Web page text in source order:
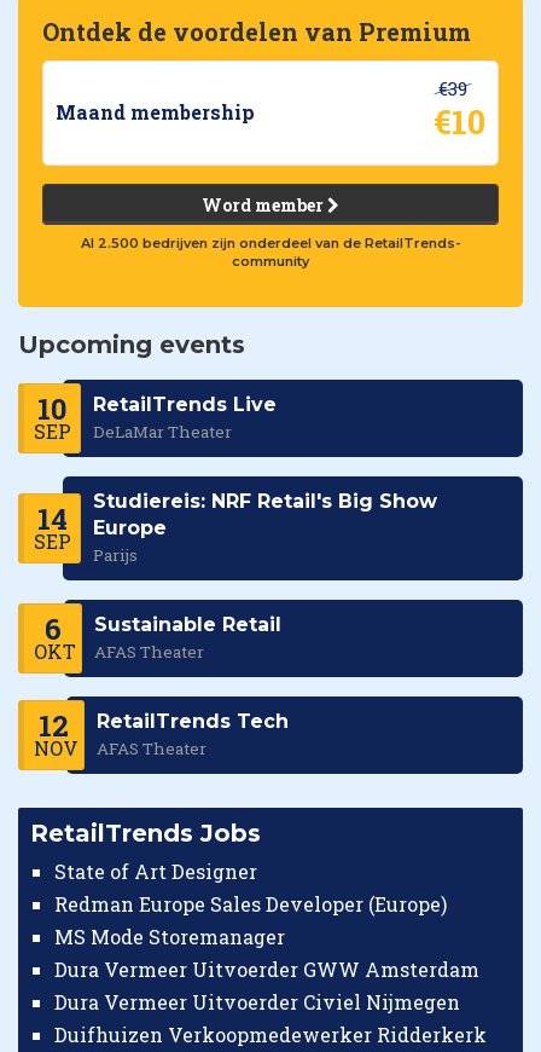
Ontdek de voordelen van Premium
Maand membership
€39
€10
Word member
Al 2.500 bedrijven zijn onderdeel van de RetailTrends-
community
Upcoming events
10
SEP
RetailTrends Live
DeLaMar Theater
14
SEP
Studiereis: NRF Retail's Big Show
Europe
Parijs
6
OKT
Sustainable Retail
AFAS Theater
12
NOV
RetailTrends Tech
AFAS Theater
RetailTrends Jobs
State of Art Designer
Redman Europe Sales Developer (Europe)
MS Mode Storemanager
Dura Vermeer Uitvoerder GWW Amsterdam
Dura Vermeer Uitvoerder Civiel Nijmegen
Duifhuizen Verkoopmedewerker Ridderkerk